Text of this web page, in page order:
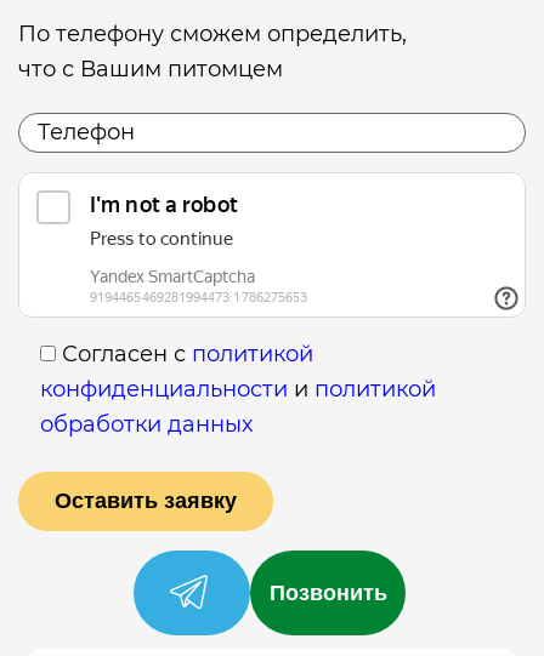
По телефону сможем определить,
что с Вашим питомцем
Согласен с политикой
конфиденциальности и политикой
обработки данных
Позвонить